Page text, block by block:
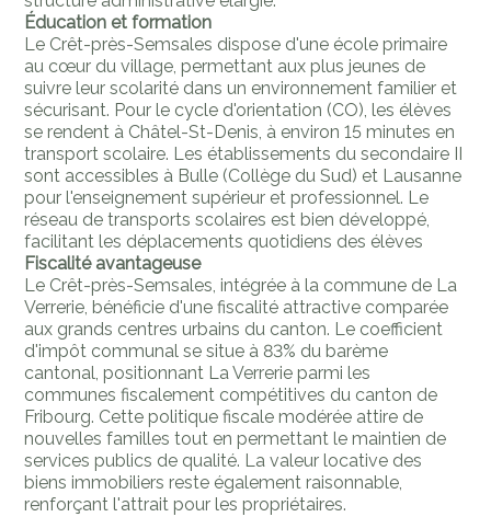
Éducation et formation
Le Crêt-près-Semsales dispose d'une école primaire
au cœur du village, permettant aux plus jeunes de
suivre leur scolarité dans un environnement familier et
sécurisant. Pour le cycle d'orientation (CO), les élèves
se rendent à Châtel-St-Denis, à environ 15 minutes en
transport scolaire. Les établissements du secondaire II
sont accessibles à Bulle (Collège du Sud) et Lausanne
pour l'enseignement supérieur et professionnel. Le
réseau de transports scolaires est bien développé,
facilitant les déplacements quotidiens des élèves
Fiscalité avantageuse
Le Crêt-près-Semsales, intégrée à la commune de La
Verrerie, bénéficie d'une fiscalité attractive comparée
aux grands centres urbains du canton. Le coefficient
d'impôt communal se situe à 83% du barème
cantonal, positionnant La Verrerie parmi les
communes fiscalement compétitives du canton de
Fribourg. Cette politique fiscale modérée attire de
nouvelles familles tout en permettant le maintien de
services publics de qualité. La valeur locative des
biens immobiliers reste également raisonnable,
renforçant l'attrait pour les propriétaires.